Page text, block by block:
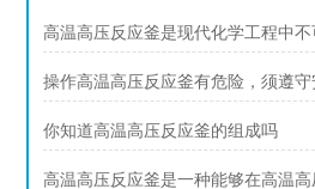
高温高压反应釜是现代化学工程中
操作高温高压反应釜有危险，须遵
你知道高温高压反应釜的组成吗